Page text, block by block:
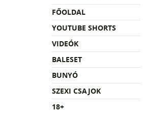
FŐOLDAL
YOUTUBE SHORTS
VIDEÓK
BALESET
BUNYÓ
SZEXI CSAJOK
18+